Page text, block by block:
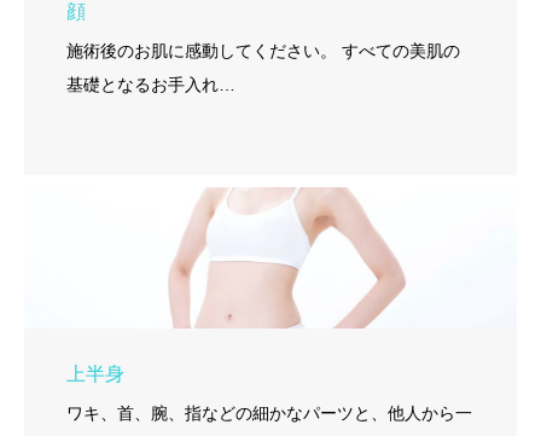
顔
施術後のお肌に感動してください。 すべての美肌の
基礎となるお手入れ…
上半身
ワキ、首、腕、指などの細かなパーツと、他人から一